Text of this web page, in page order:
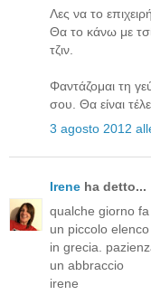
Λες να το
Θα το κάνω με
τζιν.
Φαντάζομαι τη
σου. Θα είναι
3 agosto 2012
Irene ha detto...
qualche giorno
un piccolo
in grecia.
un abbraccio
irene